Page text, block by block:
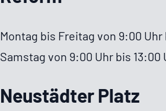
Montag bis Freitag von 9:00 Uhr
Samstag von 9:00 Uhr bis 13:00
Neustädter Platz